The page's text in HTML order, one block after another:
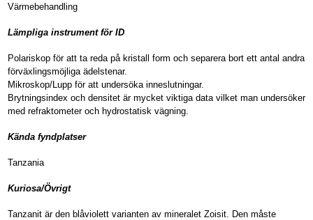
Värmebehandling
Lämpliga instrument för ID
Polariskop för att ta reda på kristall form och separera bort ett antal andra
förväxlingsmöjliga ädelstenar.
Mikroskop/Lupp för att undersöka inneslutningar.
Brytningsindex och densitet är mycket viktiga data vilket man undersöker
med refraktometer och hydrostatisk vägning.
Kända fyndplatser
Tanzania
Kuriosa/Övrigt
Tanzanit är den blåviolett varianten av mineralet Zoisit. Den måste